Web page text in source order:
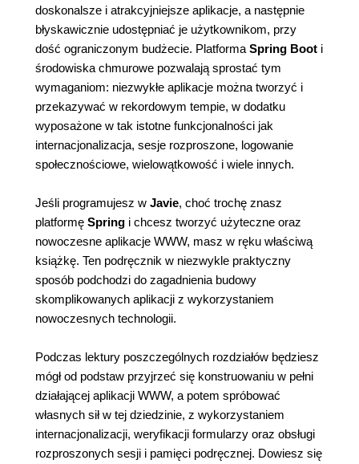
doskonalsze i atrakcyjniejsze aplikacje, a następnie
błyskawicznie udostępniać je użytkownikom, przy
dość ograniczonym budżecie. Platforma Spring Boot i
środowiska chmurowe pozwalają sprostać tym
wymaganiom: niezwykłe aplikacje można tworzyć i
przekazywać w rekordowym tempie, w dodatku
wyposażone w tak istotne funkcjonalności jak
internacjonalizacja, sesje rozproszone, logowanie
społecznościowe, wielowątkowość i wiele innych.
Jeśli programujesz w Javie, choć trochę znasz
platformę Spring i chcesz tworzyć użyteczne oraz
nowoczesne aplikacje WWW, masz w ręku właściwą
książkę. Ten podręcznik w niezwykle praktyczny
sposób podchodzi do zagadnienia budowy
skomplikowanych aplikacji z wykorzystaniem
nowoczesnych technologii.
Podczas lektury poszczególnych rozdziałów będziesz
mógł od podstaw przyjrzeć się konstruowaniu w pełni
działającej aplikacji WWW, a potem spróbować
własnych sił w tej dziedzinie, z wykorzystaniem
internacjonalizacji, weryfikacji formularzy oraz obsługi
rozproszonych sesji i pamięci podręcznej. Dowiesz się